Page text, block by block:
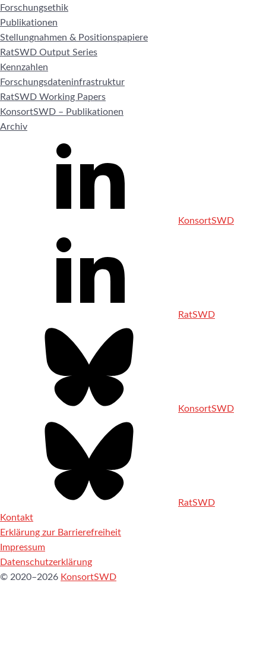
Forschungsethik
Publikationen
Stellungnahmen & Positionspapiere
RatSWD Output Series
Kennzahlen
Forschungsdateninfrastruktur
RatSWD Working Papers
KonsortSWD – Publikationen
Archiv
KonsortSWD
RatSWD
KonsortSWD
RatSWD
Kontakt
Erklärung zur Barrierefreiheit
Impressum
Datenschutzerklärung
© 2020–2026 KonsortSWD